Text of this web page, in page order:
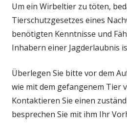
Um ein Wirbeltier zu töten,
Tierschutzgesetzes eines
benötigten Kenntnisse und
Inhabern einer Jagderlaubnis
Überlegen Sie bitte vor dem
wie mit dem gefangenem Tier
Kontaktieren Sie einen
besprechen Sie mit ihm Ihr